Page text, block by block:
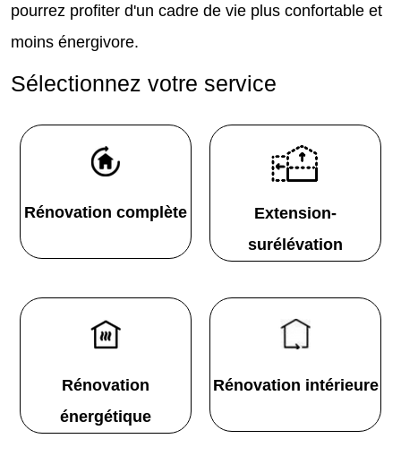
pourrez profiter d'un cadre de vie plus confortable et
moins énergivore.
Sélectionnez votre service
Rénovation complète
Extension-
surélévation
Rénovation
énergétique
Rénovation intérieure